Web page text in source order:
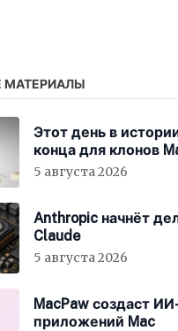
МАТЕРИАЛЫ
Этот день в
конца для клонов
5 августа 2026
Anthropic начнёт
Claude
5 августа 2026
MacPaw создаст
приложений Mac